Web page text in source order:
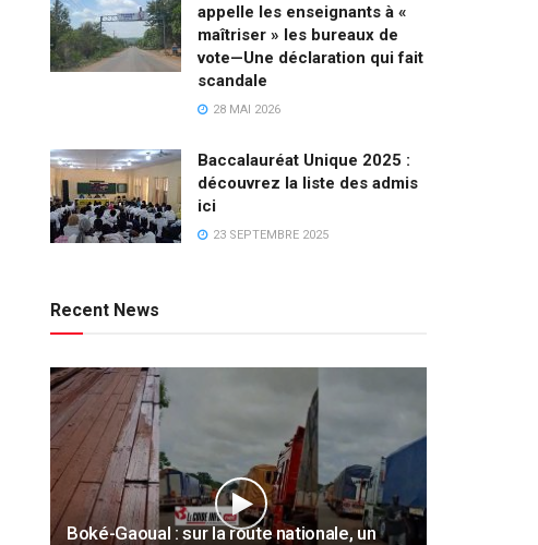
appelle les enseignants à «
maîtriser » les bureaux de
vote—Une déclaration qui fait
scandale
28 MAI 2026
Baccalauréat Unique 2025 :
découvrez la liste des admis
ici
23 SEPTEMBRE 2025
Recent News
Boké-Gaoual : sur la route nationale, un